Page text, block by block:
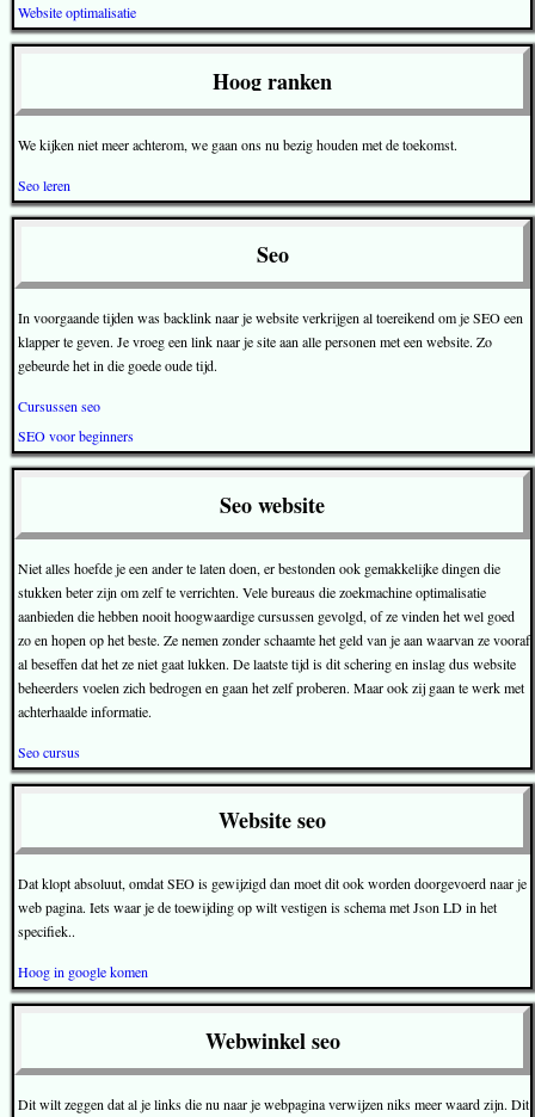
Website optimalisatie
Hoog ranken
We kijken niet meer achterom, we gaan ons nu bezig houden met de toekomst.
Seo leren
Seo
In voorgaande tijden was backlink naar je website verkrijgen al toereikend om je SEO een
klapper te geven. Je vroeg een link naar je site aan alle personen met een website. Zo
gebeurde het in die goede oude tijd.
Cursussen seo
SEO voor beginners
Seo website
Niet alles hoefde je een ander te laten doen, er bestonden ook gemakkelijke dingen die
stukken beter zijn om zelf te verrichten. Vele bureaus die zoekmachine optimalisatie
aanbieden die hebben nooit hoogwaardige cursussen gevolgd, of ze vinden het wel goed
zo en hopen op het beste. Ze nemen zonder schaamte het geld van je aan waarvan ze vooraf
al beseffen dat het ze niet gaat lukken. De laatste tijd is dit schering en inslag dus website
beheerders voelen zich bedrogen en gaan het zelf proberen. Maar ook zij gaan te werk met
achterhaalde informatie.
Seo cursus
Website seo
Dat klopt absoluut, omdat SEO is gewijzigd dan moet dit ook worden doorgevoerd naar je
web pagina. Iets waar je de toewijding op wilt vestigen is schema met Json LD in het
specifiek..
Hoog in google komen
Webwinkel seo
Dit wilt zeggen dat al je links die nu naar je webpagina verwijzen niks meer waard zijn. Dit